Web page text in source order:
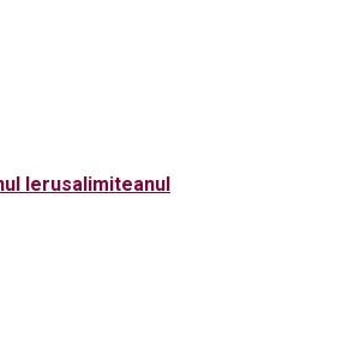
Ierusalimiteanul